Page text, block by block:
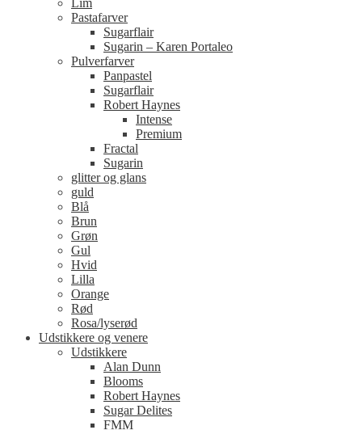
Lim
Pastafarver
Sugarflair
Sugarin – Karen Portaleo
Pulverfarver
Panpastel
Sugarflair
Robert Haynes
Intense
Premium
Fractal
Sugarin
glitter og glans
guld
Blå
Brun
Grøn
Gul
Hvid
Lilla
Orange
Rød
Rosa/lyserød
Udstikkere og venere
Udstikkere
Alan Dunn
Blooms
Robert Haynes
Sugar Delites
FMM